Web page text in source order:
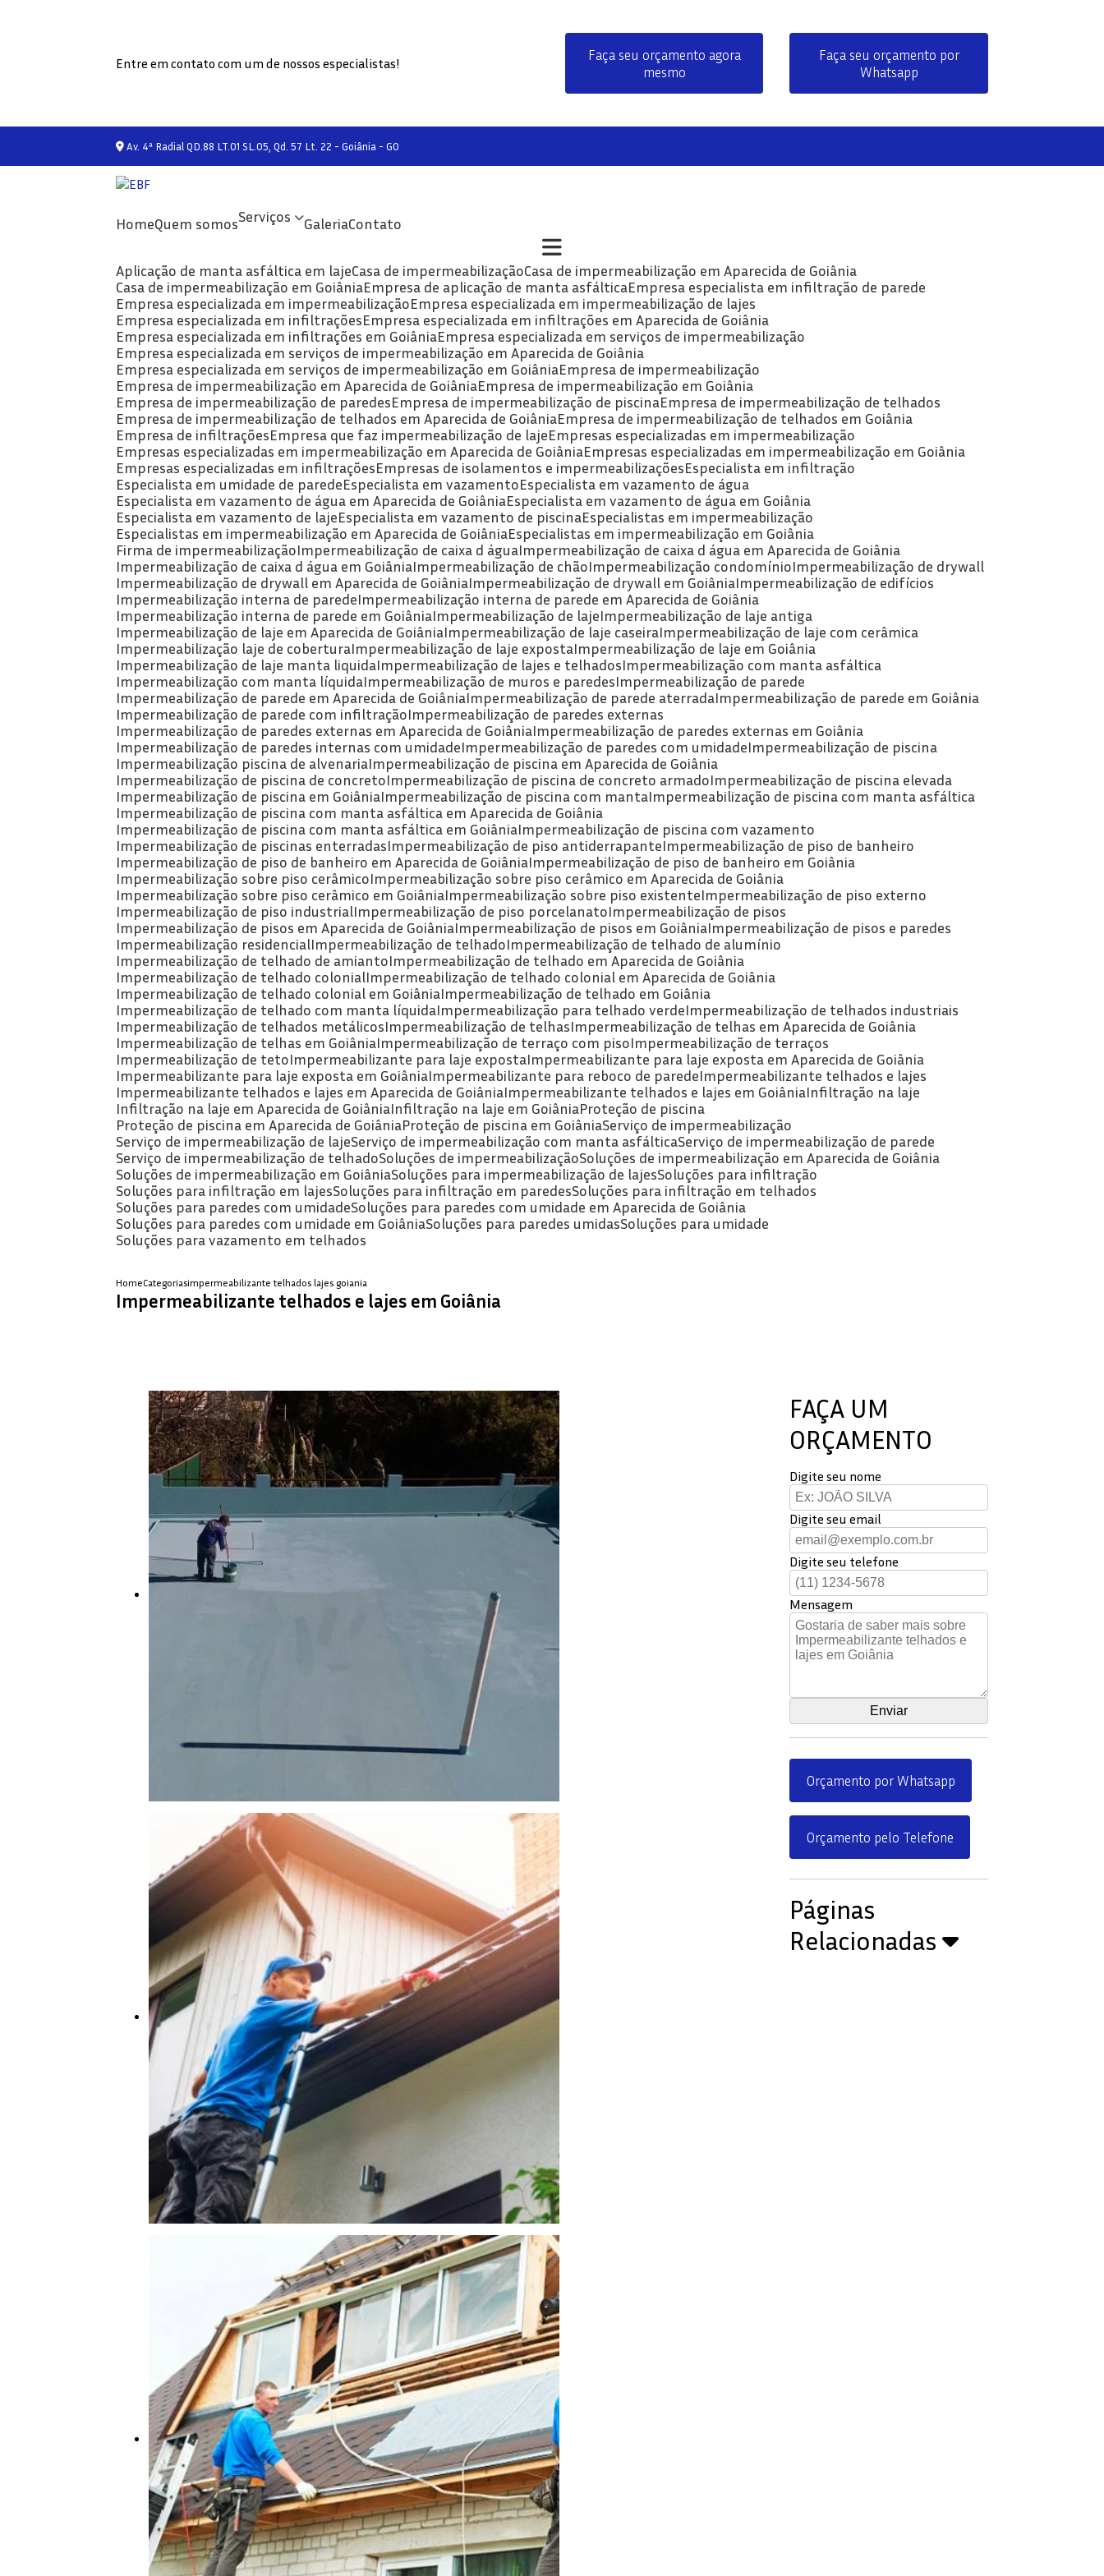
Entre em contato com um de nossos especialistas!
Faça seu orçamento agora
mesmo
Faça seu orçamento por
Whatsapp
Av. 4ª Radial QD.88 LT.01 SL.05, Qd. 57 Lt. 22 - Goiânia - GO
Home Quem somos Serviços Galeria Contato
Aplicação de manta asfáltica em laje Casa de impermeabilização Casa de impermeabilização em Aparecida de Goiânia
Casa de impermeabilização em Goiânia Empresa de aplicação de manta asfáltica Empresa especialista em infiltração de parede
Empresa especializada em impermeabilização Empresa especializada em impermeabilização de lajes
Empresa especializada em infiltrações Empresa especializada em infiltrações em Aparecida de Goiânia
Empresa especializada em infiltrações em Goiânia Empresa especializada em serviços de impermeabilização
Empresa especializada em serviços de impermeabilização em Aparecida de Goiânia
Empresa especializada em serviços de impermeabilização em Goiânia Empresa de impermeabilização
Empresa de impermeabilização em Aparecida de Goiânia Empresa de impermeabilização em Goiânia
Empresa de impermeabilização de paredes Empresa de impermeabilização de piscina Empresa de impermeabilização de telhados
Empresa de impermeabilização de telhados em Aparecida de Goiânia Empresa de impermeabilização de telhados em Goiânia
Empresa de infiltrações Empresa que faz impermeabilização de laje Empresas especializadas em impermeabilização
Empresas especializadas em impermeabilização em Aparecida de Goiânia Empresas especializadas em impermeabilização em Goiânia
Empresas especializadas em infiltrações Empresas de isolamentos e impermeabilizações Especialista em infiltração
Especialista em umidade de parede Especialista em vazamento Especialista em vazamento de água
Especialista em vazamento de água em Aparecida de Goiânia Especialista em vazamento de água em Goiânia
Especialista em vazamento de laje Especialista em vazamento de piscina Especialistas em impermeabilização
Especialistas em impermeabilização em Aparecida de Goiânia Especialistas em impermeabilização em Goiânia
Firma de impermeabilização Impermeabilização de caixa d água Impermeabilização de caixa d água em Aparecida de Goiânia
Impermeabilização de caixa d água em Goiânia Impermeabilização de chão Impermeabilização condomínio Impermeabilização de drywall
Impermeabilização de drywall em Aparecida de Goiânia Impermeabilização de drywall em Goiânia Impermeabilização de edifícios
Impermeabilização interna de parede Impermeabilização interna de parede em Aparecida de Goiânia
Impermeabilização interna de parede em Goiânia Impermeabilização de laje Impermeabilização de laje antiga
Impermeabilização de laje em Aparecida de Goiânia Impermeabilização de laje caseira Impermeabilização de laje com cerâmica
Impermeabilização laje de cobertura Impermeabilização de laje exposta Impermeabilização de laje em Goiânia
Impermeabilização de laje manta liquida Impermeabilização de lajes e telhados Impermeabilização com manta asfáltica
Impermeabilização com manta líquida Impermeabilização de muros e paredes Impermeabilização de parede
Impermeabilização de parede em Aparecida de Goiânia Impermeabilização de parede aterrada Impermeabilização de parede em Goiânia
Impermeabilização de parede com infiltração Impermeabilização de paredes externas
Impermeabilização de paredes externas em Aparecida de Goiânia Impermeabilização de paredes externas em Goiânia
Impermeabilização de paredes internas com umidade Impermeabilização de paredes com umidade Impermeabilização de piscina
Impermeabilização piscina de alvenaria Impermeabilização de piscina em Aparecida de Goiânia
Impermeabilização de piscina de concreto Impermeabilização de piscina de concreto armado Impermeabilização de piscina elevada
Impermeabilização de piscina em Goiânia Impermeabilização de piscina com manta Impermeabilização de piscina com manta asfáltica
Impermeabilização de piscina com manta asfáltica em Aparecida de Goiânia
Impermeabilização de piscina com manta asfáltica em Goiânia Impermeabilização de piscina com vazamento
Impermeabilização de piscinas enterradas Impermeabilização de piso antiderrapante Impermeabilização de piso de banheiro
Impermeabilização de piso de banheiro em Aparecida de Goiânia Impermeabilização de piso de banheiro em Goiânia
Impermeabilização sobre piso cerâmico Impermeabilização sobre piso cerâmico em Aparecida de Goiânia
Impermeabilização sobre piso cerâmico em Goiânia Impermeabilização sobre piso existente Impermeabilização de piso externo
Impermeabilização de piso industrial Impermeabilização de piso porcelanato Impermeabilização de pisos
Impermeabilização de pisos em Aparecida de Goiânia Impermeabilização de pisos em Goiânia Impermeabilização de pisos e paredes
Impermeabilização residencial Impermeabilização de telhado Impermeabilização de telhado de alumínio
Impermeabilização de telhado de amianto Impermeabilização de telhado em Aparecida de Goiânia
Impermeabilização de telhado colonial Impermeabilização de telhado colonial em Aparecida de Goiânia
Impermeabilização de telhado colonial em Goiânia Impermeabilização de telhado em Goiânia
Impermeabilização de telhado com manta líquida Impermeabilização para telhado verde Impermeabilização de telhados industriais
Impermeabilização de telhados metálicos Impermeabilização de telhas Impermeabilização de telhas em Aparecida de Goiânia
Impermeabilização de telhas em Goiânia Impermeabilização de terraço com piso Impermeabilização de terraços
Impermeabilização de teto Impermeabilizante para laje exposta Impermeabilizante para laje exposta em Aparecida de Goiânia
Impermeabilizante para laje exposta em Goiânia Impermeabilizante para reboco de parede Impermeabilizante telhados e lajes
Impermeabilizante telhados e lajes em Aparecida de Goiânia Impermeabilizante telhados e lajes em Goiânia Infiltração na laje
Infiltração na laje em Aparecida de Goiânia Infiltração na laje em Goiânia Proteção de piscina
Proteção de piscina em Aparecida de Goiânia Proteção de piscina em Goiânia Serviço de impermeabilização
Serviço de impermeabilização de laje Serviço de impermeabilização com manta asfáltica Serviço de impermeabilização de parede
Serviço de impermeabilização de telhado Soluções de impermeabilização Soluções de impermeabilização em Aparecida de Goiânia
Soluções de impermeabilização em Goiânia Soluções para impermeabilização de lajes Soluções para infiltração
Soluções para infiltração em lajes Soluções para infiltração em paredes Soluções para infiltração em telhados
Soluções para paredes com umidade Soluções para paredes com umidade em Aparecida de Goiânia
Soluções para paredes com umidade em Goiânia Soluções para paredes umidas Soluções para umidade
Soluções para vazamento em telhados
HomeCategoriasimpermeabilizante telhados lajes goiania
Impermeabilizante telhados e lajes em Goiânia
FAÇA UM
ORÇAMENTO
Digite seu nome
Digite seu email
Digite seu telefone
Mensagem
Orçamento por Whatsapp
Orçamento pelo Telefone
Páginas
Relacionadas